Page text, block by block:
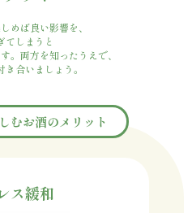
めば良い影響を、
てしまうと
。両方を知ったうえで、
合いましょう。
むお酒のメリット
ス緩和